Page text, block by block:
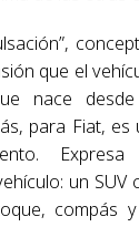
que el
nace
para Fiat,
un SUV
compás